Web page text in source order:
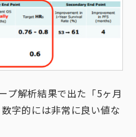
プ解析結果で出た「5ヶ月
字的には非常に良い値な